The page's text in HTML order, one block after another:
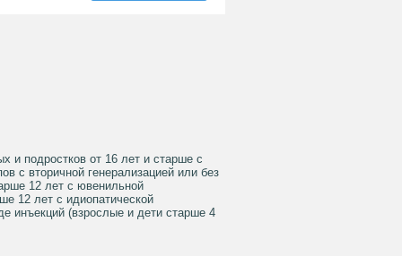
и подростков от 16 лет и старше с
с вторичной генерализацией или без
12 лет с ювенильной
12 лет с идиопатической
инъекций (взрослые и дети старше 4